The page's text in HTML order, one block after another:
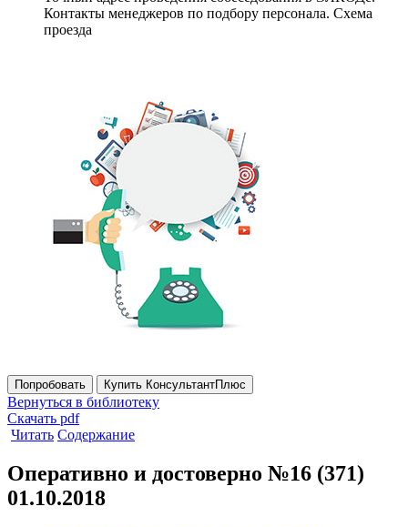
Контакты менеджеров по подбору персонала. Схема
проезда
Попробовать Купить КонсультантПлюс
Вернуться в библиотеку
Скачать pdf
Читать Содержание
Оперативно и достоверно №16 (371)
01.10.2018